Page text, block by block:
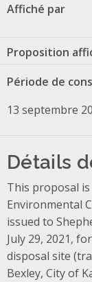
Affiché par
Proposition
Période de
13 septembre
Détails
This proposal
Environmental
issued to
July 29, 2021,
disposal site
Bexley, City of